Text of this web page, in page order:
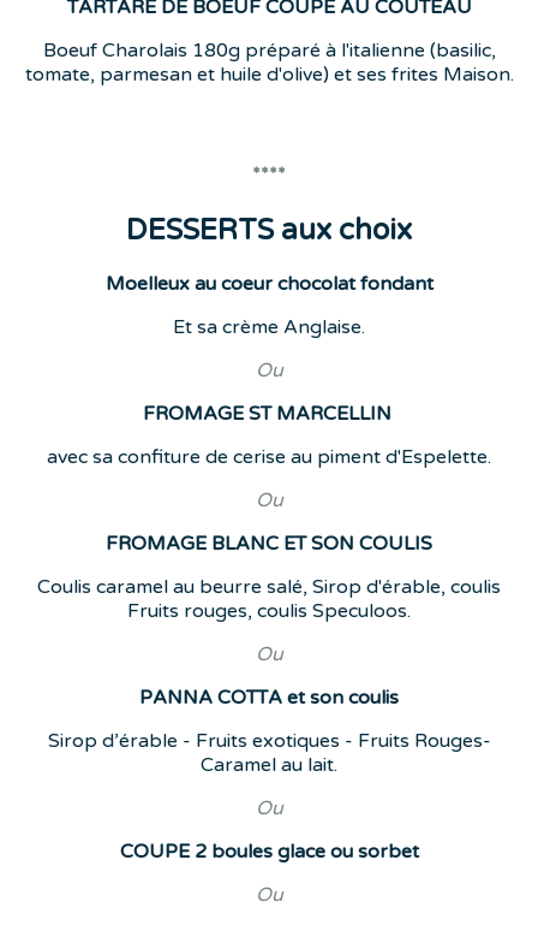
TARTARE DE BOEUF COUPE AU COUTEAU
Boeuf Charolais 180g préparé à l'italienne (basilic,
tomate, parmesan et huile d'olive) et ses frites Maison.
****
DESSERTS aux choix
Moelleux au coeur chocolat fondant
Et sa crème Anglaise.
Ou
FROMAGE ST MARCELLIN
avec sa confiture de cerise au piment d'Espelette.
Ou
FROMAGE BLANC ET SON COULIS
Coulis caramel au beurre salé, Sirop d'érable, coulis
Fruits rouges, coulis Speculoos.
Ou
PANNA COTTA et son coulis
Sirop d’érable - Fruits exotiques - Fruits Rouges-
Caramel au lait.
Ou
COUPE 2 boules glace ou sorbet
Ou